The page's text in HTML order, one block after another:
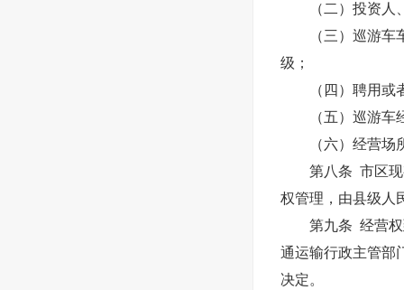
（二）投资人、
（三）巡游车车
级；
（四）聘用或者
（五）巡游车经
（六）经营场所
第八条 市区现有
权管理，由县级人
第九条 经营权到
通运输行政主管部
决定。